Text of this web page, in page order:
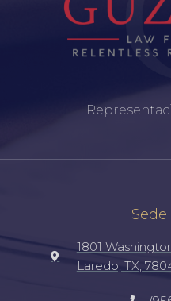
Sede
1801
Laredo, TX,